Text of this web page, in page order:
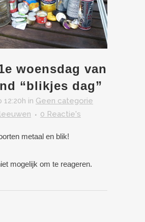
woensdag van
“blikjes dag”
in Geen categorie
0 Reactie's
metaal en blik!
mogelijk om te reageren.